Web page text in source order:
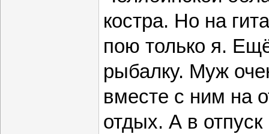
костра. Но на
пою только я.
рыбалку. Муж
вместе с ним на
отдых. А в